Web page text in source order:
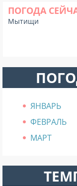
ПОГОДА
Мытищи
ЯНВАРЬ
ФЕВРАЛЬ
МАРТ